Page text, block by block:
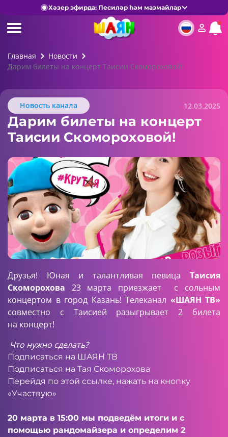
Хәзер эфирда: Песиләр һәм маэмайлар
Главная
Новости
Дарим билеты на концерт Таисии Скомороховой!
Новость канала 12.03.2025
Дарим билеты на концерт
Таисии Скомороховой!
Друзья! Юная и талантливая певица Таисия
Скоморохова 23 марта приезжает с сольным
концертом в город Казань! Телеканал «ШАЯН ТВ»
совместно с Таисией разыгрывает 2 билета
на концерт!
Что нужно сделать?
Подписаться на ШАЯН ТВ
Подписаться на Тая Скоморохова
Перейдя по этой ссылке, нажать на кнопку
«Участвую»
20 марта в 15:00 мы подведём итоги и с
помощью рандомайзера и определим 2